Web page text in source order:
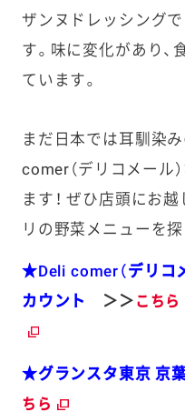
ザンヌドレッシング
す。味に変化があり
ています。
まだ日本では耳馴染
comer（デリコメール
ます！ ぜひ店頭にお
リの野菜メニューを
★Deli comer（デリコ
カウント
＞＞ こちら
★グランスタ東京 京
ちら